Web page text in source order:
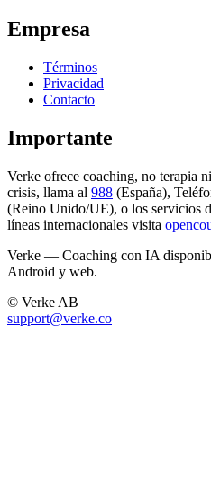
Empresa
Términos
Privacidad
Contacto
Importante
Verke ofrece coaching, no terapia
crisis, llama al 988 (España),
(Reino Unido/UE), o los servicios
líneas internacionales visita
Verke — Coaching con IA
Android y web.
© Verke AB
support@verke.co